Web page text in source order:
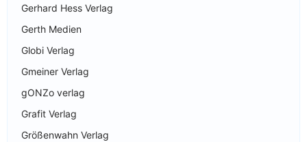
Gerhard Hess Verlag
Gerth Medien
Globi Verlag
Gmeiner Verlag
gONZo verlag
Grafit Verlag
Größenwahn Verlag